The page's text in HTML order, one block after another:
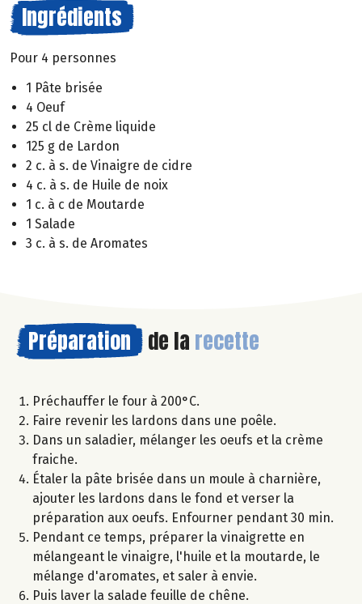
Ingrédients
Pour 4 personnes
1 Pâte brisée
4 Oeuf
25 cl de Crème liquide
125 g de Lardon
2 c. à s. de Vinaigre de cidre
4 c. à s. de Huile de noix
1 c. à c de Moutarde
1 Salade
3 c. à s. de Aromates
Préparation de la recette
Préchauffer le four à 200°C.
Faire revenir les lardons dans une poêle.
Dans un saladier, mélanger les oeufs et la crème
fraiche.
Étaler la pâte brisée dans un moule à charnière,
ajouter les lardons dans le fond et verser la
préparation aux oeufs. Enfourner pendant 30 min.
Pendant ce temps, préparer la vinaigrette en
mélangeant le vinaigre, l'huile et la moutarde, le
mélange d'aromates, et saler à envie.
Puis laver la salade feuille de chêne.